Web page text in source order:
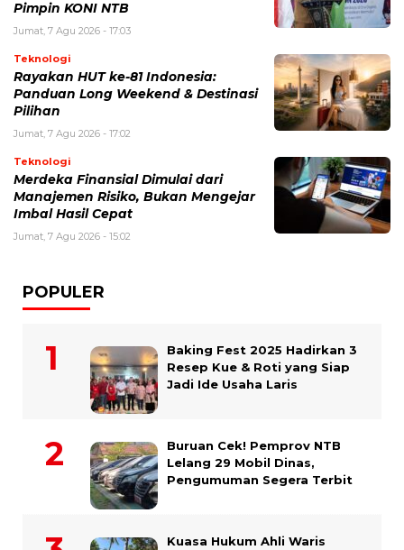
Pimpin KONI NTB
Jumat, 7 Agu 2026 - 17:03
Teknologi
Rayakan HUT ke-81 Indonesia:
Panduan Long Weekend & Destinasi
Pilihan
Jumat, 7 Agu 2026 - 17:02
Teknologi
Merdeka Finansial Dimulai dari
Manajemen Risiko, Bukan Mengejar
Imbal Hasil Cepat
Jumat, 7 Agu 2026 - 15:02
POPULER
Baking Fest 2025 Hadirkan 3
Resep Kue & Roti yang Siap
Jadi Ide Usaha Laris
Buruan Cek! Pemprov NTB
Lelang 29 Mobil Dinas,
Pengumuman Segera Terbit
Kuasa Hukum Ahli Waris